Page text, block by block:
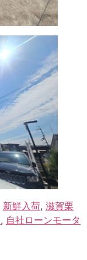
新鮮入荷, 滋賀栗
, 自社ローンモータ